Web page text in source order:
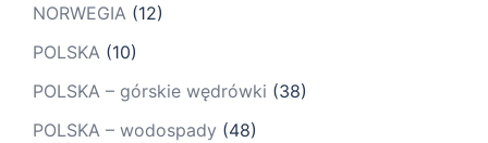
NORWEGIA (12)
POLSKA (10)
POLSKA – górskie wędrówki (38)
POLSKA – wodospady (48)